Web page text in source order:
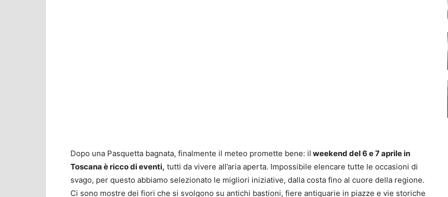
Dopo una Pasquetta bagnata, finalmente il meteo promette bene: il weekend del 6 e 7 aprile in
Toscana è ricco di eventi, tutti da vivere all’aria aperta. Impossibile elencare tutte le occasioni di
svago, per questo abbiamo selezionato le migliori iniziative, dalla costa fino al cuore della regione.
Ci sono mostre dei fiori che si svolgono su antichi bastioni, fiere antiquarie in piazze e vie storiche